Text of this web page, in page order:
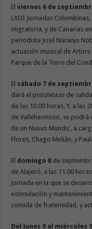
Elviernes 6 de
LXIII Jornadas
migratoria, y de Canarias
periodista José Naranjo
actuación musical de
Parque de la Torre del
El sábado 7 de
dará el pistoletazo de
de las 10.00 horas. Y, a las
de Vallehermoso, se podrá
de un Nuevo Mundo’, a
Flores, Chago Melián, y
El domingo 8 de
de Alajeró, a las 11.00
jornada en la que se
estimulación y
comida de fraternidad, y
Del lunes 9 al miércoles